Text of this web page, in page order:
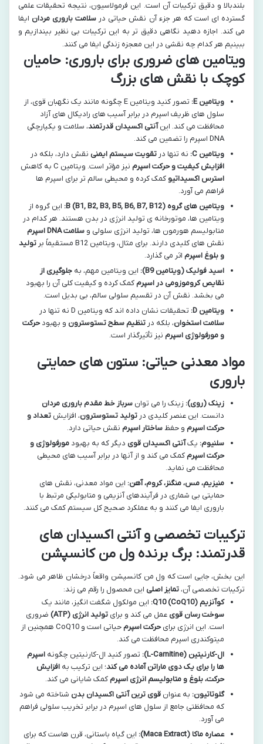
بلندبالا و دقیق ترکیبات آن است. این فرمولاسیون، نتیجه تحقیقات علمی
گسترده ای است که هر جزء آن نقش حیاتی در سلامت باروری مردان ایفا
می کند. اجازه دهید نگاهی دقیق تر به این ترکیبات بی نظیر بیندازیم و
ببینیم هر کدام چه نقشی در این معجزه زندگی ایفا می کنند.
ویتامین های ضروری برای باروری: حامیان
کوچک با نقش های بزرگ
ویتامین E:
تصور کنید ویتامین E چگونه مانند یک نگهبان قوی، از
سلول های ظریف اسپرم در برابر آسیب های رادیکال های آزاد
محافظت می کند. اینآنتی اکسیدان قدرتمند، سلامت و یکپارچگی
DNA اسپرم را تضمین می کند.
ویتامین C:
نه تنها در تقویت سیستم ایمنی نقش دارد، بلکه در
افزایش کیفیت و حرکت اسپرم نیز مؤثر است. ویتامین C به کاهش
استرس اکسیداتیو کمک کرده و محیطی سالم تر برای اسپرم ها
فراهم می آورد.
ویتامین های گروه B (B1, B2, B3, B5, B6, B7, B12):
این گروه از
ویتامین ها، موتورخانه ی تولید انرژی در بدن هستند. هر کدام در
متابولیسم هورمون ها، تولید انرژی سلولی و سلامت DNA اسپرم
نقش های کلیدی دارند. برای مثال، ویتامین B12 مستقیماً بر
تولید
و بلوغ اسپرم اثر می گذارد.
اسید فولیک (ویتامین B9):
این ویتامین مهم، به جلوگیری از
نقایص کروموزومی در اسپرم کمک کرده و کیفیت کلی آن را بهبود
می بخشد. نقش آن در تقسیم سلولی سالم، بی بدیل است.
ویتامین D:
تحقیقات نشان داده اند که ویتامین D نه تنها در
سلامت استخوان، بلکه در تنظیم سطح تستوسترون و بهبودحرکت
و مورفولوژی اسپرم نیز تأثیرگذار است.
مواد معدنی حیاتی: ستون های حمایتی
باروری
زینک (روی): زینک را می توان سرباز خط مقدم باروری مردان
دانست. این عنصر کلیدی در تولید تستوسترون، افزایش تعداد و
حرکت اسپرم و حفظ ساختار اسپرم نقش حیاتی دارد.
سلنیوم: یکآنتی اکسیدان قوی دیگر که به بهبود مورفولوژی و
حرکت اسپرم کمک می کند و از آنها در برابر آسیب های محیطی
محافظت می نماید.
منیزیم، مس، منگنز، کروم، آهن: این مواد معدنی، نقش های
حمایتی بی شماری در فرآیندهای آنزیمی و متابولیکی مرتبط با
باروری ایفا می کنند و به عملکرد صحیح کل سیستم کمک می کنند.
ترکیبات تخصصی و آنتی اکسیدان های
قدرتمند: برگ برنده ول من کانسپشن
این بخش، جایی است که ول من کانسپشن واقعاً درخشان ظاهر می شود.
ترکیبات تخصصی آن،تمایز اصلی این محصول را رقم می زند:
کوآنزیم Q10 (CoQ10):
این مولکول شگفت انگیز، مانند یک
سوخت رسان قوی عمل می کند و برای تولید انرژی (ATP)
ضروری
است. این انرژی برایحرکت اسپرم
حیاتی است و CoQ10 همچنین از
میتوکندری اسپرم محافظت می کند.
ال-کارنیتین (L-Carnitine):
تصور کنید ال-کارنیتین چگونه اسپرم
ها را برای یک دوی ماراتن آماده می کند؛ این ترکیب به افزایش
حرکت، بلوغ و متابولیسم انرژی اسپرم کمک شایانی می کند.
گلوتاتیون: به عنوان قوی ترین آنتی اکسیدان بدن شناخته می شود
که محافظتی جامع از سلول های اسپرم در برابر تخریب سلولی فراهم
می آورد.
عصاره ماکا (Maca Extract):
این گیاه باستانی، قرن هاست که برای